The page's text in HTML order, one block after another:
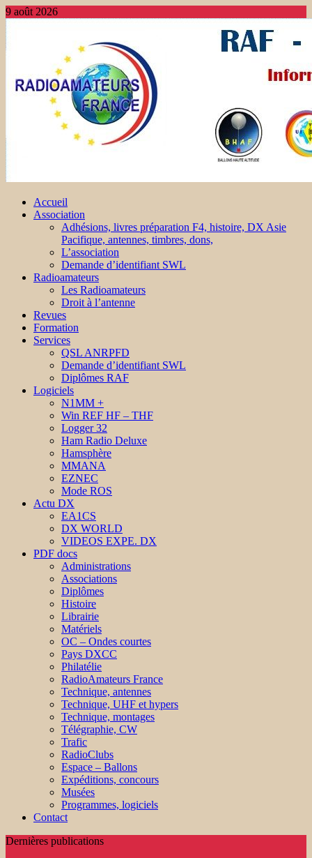
9 août 2026
Accueil
Association
Adhésions, livres préparation F4, histoire, DX Asie
Pacifique, antennes, timbres, dons,
L’association
Demande d’identifiant SWL
Radioamateurs
Les Radioamateurs
Droit à l’antenne
Revues
Formation
Services
QSL ANRPFD
Demande d’identifiant SWL
Diplômes RAF
Logiciels
N1MM +
Win REF HF – THF
Logger 32
Ham Radio Deluxe
Hamsphère
MMANA
EZNEC
Mode ROS
Actu DX
EA1CS
DX WORLD
VIDEOS EXPE. DX
PDF docs
Administrations
Associations
Diplômes
Histoire
Librairie
Matériels
OC – Ondes courtes
Pays DXCC
Philatélie
RadioAmateurs France
Technique, antennes
Technique, UHF et hypers
Technique, montages
Télégraphie, CW
Trafic
RadioClubs
Espace – Ballons
Expéditions, concours
Musées
Programmes, logiciels
Contact
Dernières publications